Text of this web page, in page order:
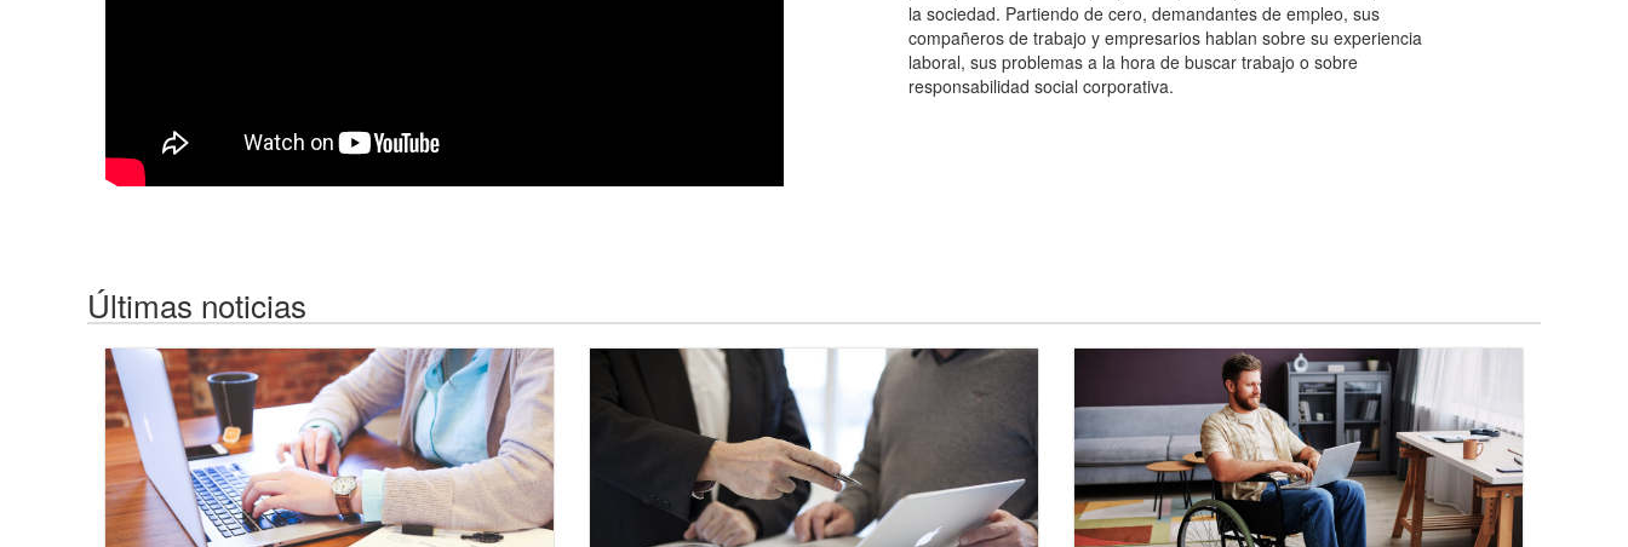
la sociedad. Partiendo de cero, demandantes de empleo, sus
compañeros de trabajo y empresarios hablan sobre su experiencia
laboral, sus problemas a la hora de buscar trabajo o sobre
responsabilidad social corporativa.
Últimas noticias